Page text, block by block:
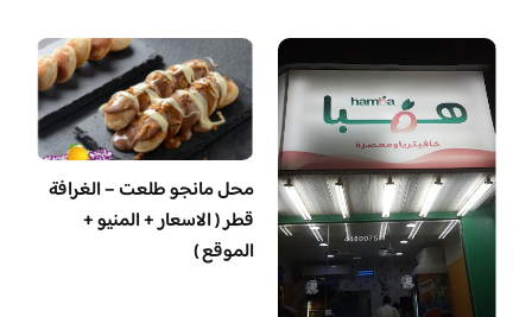
محل مانجو طلعت – الغرافة
قطر ( الاسعار + المنيو +
الموقع )